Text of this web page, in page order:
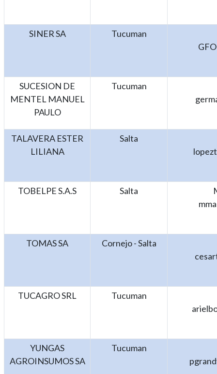
SINER SA
Tucuman
SUCESION DE
MENTEL MANUEL
PAULO
Tucuman
TALAVERA ESTER
LILIANA
Salta
TOBELPE S.A.S Salta
TOMAS SA
Cornejo - Salta
TUCAGRO SRL
Tucuman
YUNGAS
AGROINSUMOS SA
Tucuman